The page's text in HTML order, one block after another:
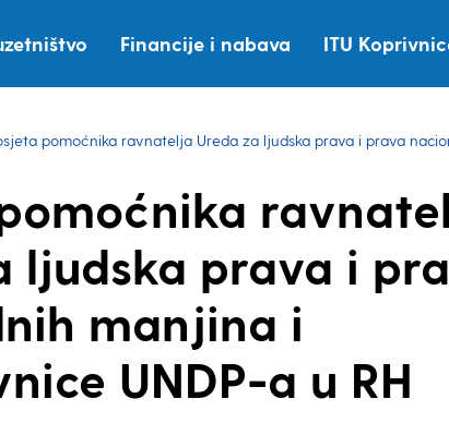
Financije i nabava ITU
pomoćnika ravnatelja Ureda za ljudska prava i prava
ljudska prava i
manjina i
UNDP-a u RH